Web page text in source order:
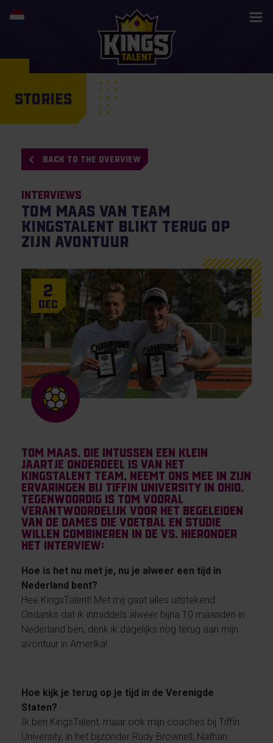
STORIES
BACK TO THE OVERVIEW
Interviews
Tom Maas van Team
KingsTalent blikt terug op
zijn avontuur
2
Dec
Tom Maas, die intussen een klein
jaartje onderdeel is van het
KingsTalent Team, neemt ons mee in zijn
ervaringen bij Tiffin University in Ohio.
Tegenwoordig is Tom vooral
verantwoordelijk voor het begeleiden
van de dames die voetbal en studie
willen combineren in de VS. Hieronder
het interview:
Hoe is het nu met je, nu je alweer een tijd in
Nederland bent?
Hee KingsTalent! Met mij gaat alles uitstekend.
Ondanks dat ik inmiddels alweer bijna 10 maanden in
Nederland ben, denk ik dagelijks nog terug aan mijn
avontuur in Amerika!
Hoe kijk je terug op je tijd in de Verenigde
Staten?
Ik ben KingsTalent, maar ook mijn coaches bij Tiffin
University, in het bijzonder Rudy Brownell, Nathan